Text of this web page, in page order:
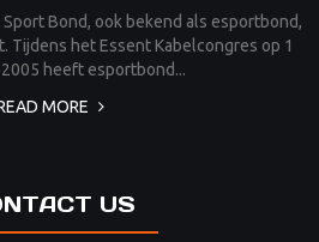
Bond, ook bekend als esportbond,
Tijdens het Essent Kabelcongres op 1
heeft esportbond...
MORE
US